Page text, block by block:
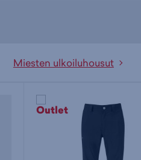
Miesten ulkoiluhousut